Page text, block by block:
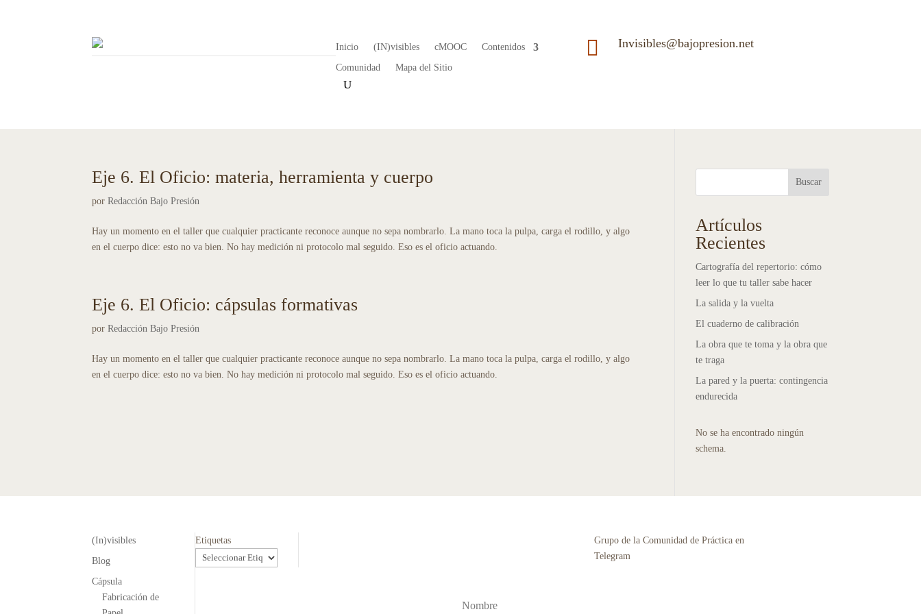
Inicio (IN)visibles cMOOC
Contenidos
Comunidad
Mapa del Sitio
 Invisibles@bajopresion.net
Eje 6. El Oficio: materia, herramienta y cuerpo
porRedacción Bajo Presión
Hay un momento en el taller que cualquier practicante reconoce aunque no sepa nombrarlo. La mano toca la pulpa, carga el rodillo, y algo
en el cuerpo dice: esto no va bien. No hay medición ni protocolo mal seguido. Eso es el oficio actuando.
Eje 6. El Oficio: cápsulas formativas
porRedacción Bajo Presión
Hay un momento en el taller que cualquier practicante reconoce aunque no sepa nombrarlo. La mano toca la pulpa, carga el rodillo, y algo
en el cuerpo dice: esto no va bien. No hay medición ni protocolo mal seguido. Eso es el oficio actuando.
Buscar
Artículos
Recientes
Cartografía del repertorio: cómo
leer lo que tu taller sabe hacer
La salida y la vuelta
El cuaderno de calibración
La obra que te toma y la obra que
te traga
La pared y la puerta: contingencia
endurecida
No se ha encontrado ningún
schema.
(In)visibles
Blog
Cápsula
Fabricación de
Etiquetas
Grupo de la Comunidad de Práctica en
Telegram